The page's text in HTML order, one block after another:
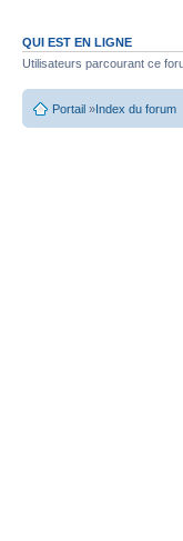
QUI EST EN LIGNE
Utilisateurs parcourant ce
Portail » Index du forum